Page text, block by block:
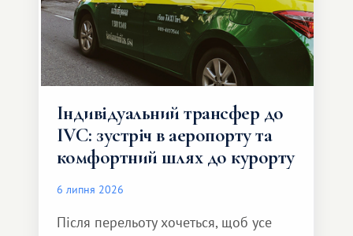
Індивідуальний трансфер до
IVC: зустріч в аеропорту та
комфортний шлях до курорту
6 липня 2026
Після перельоту хочеться, щоб усе